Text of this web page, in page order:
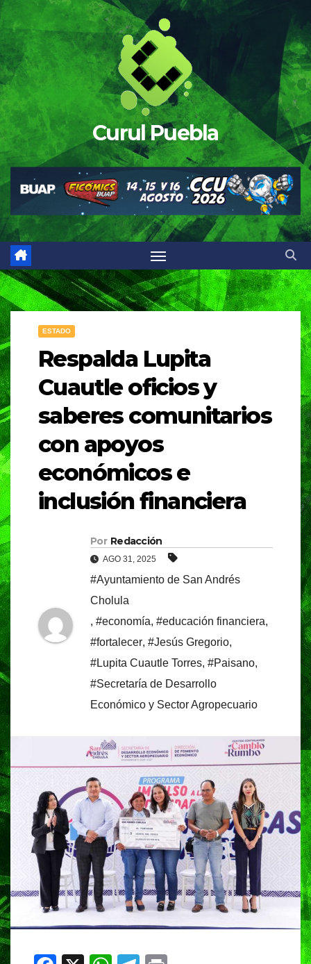
Saltar
al
contenido
Curul Puebla
ESTADO
Respalda Lupita
Cuautle oficios y
saberes comunitarios
con apoyos
económicos e
inclusión financiera
Por Redacción
AGO 31, 2025
#Ayuntamiento de San Andrés
Cholula
, #economía, #educación financiera,
#fortalecer, #Jesús Gregorio,
#Lupita Cuautle Torres, #Paisano,
#Secretaría de Desarrollo
Económico y Sector Agropecuario